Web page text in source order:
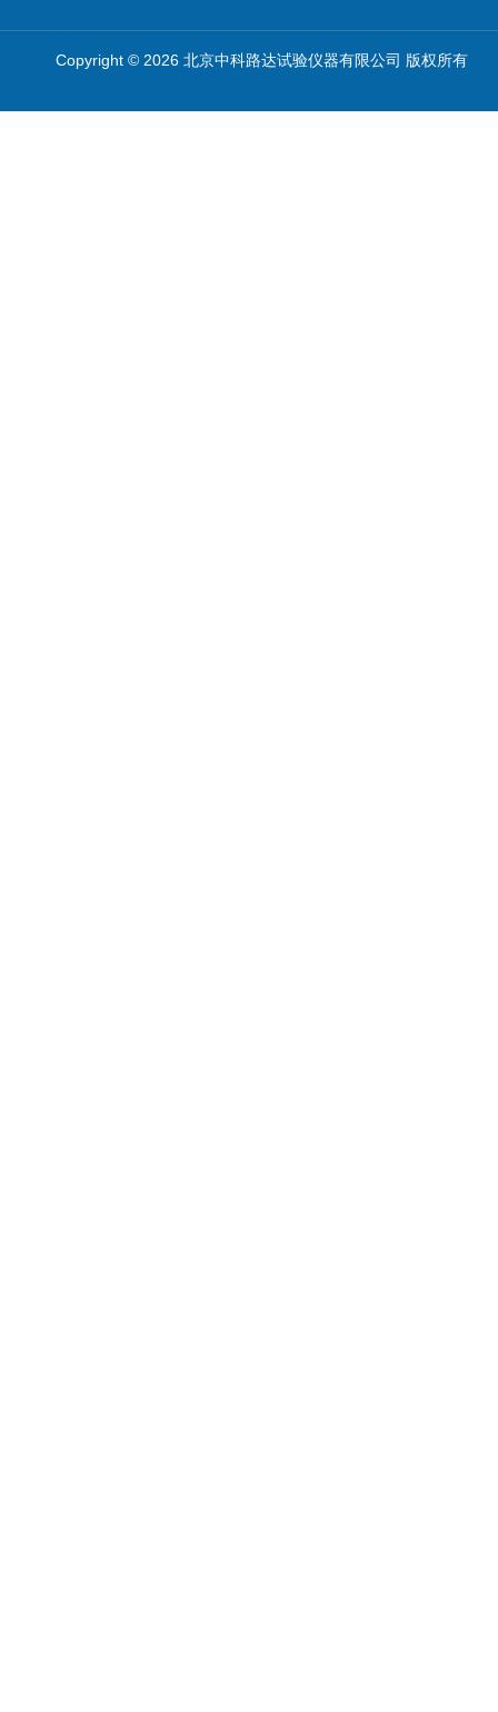
Copyright © 2026 北京中科路达试验仪器有限公司 版权所有